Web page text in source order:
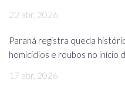
22 abr, 2026
Paraná registra queda
homicídios e roubos no início
17 abr, 2026